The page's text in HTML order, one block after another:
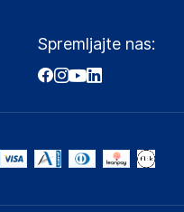
Spremljajte nas: